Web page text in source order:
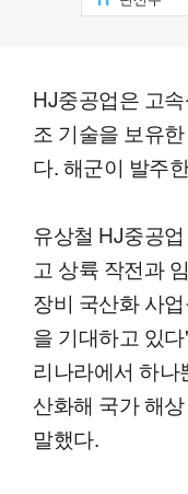
HJ중공업은 고
조 기술을 보유
다. 해군이 발주
유상철 HJ중공
고 상륙 작전과
장비 국산화 사
을 기대하고 있
리나라에서 하나
산화해 국가 해
말했다.